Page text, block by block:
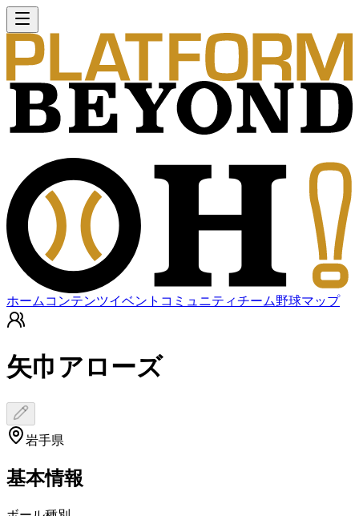
ホーム コンテンツイベント コミュニティチーム野球マップ
矢巾アローズ
岩手県
基本情報